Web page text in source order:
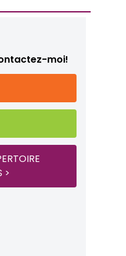
moi!
>